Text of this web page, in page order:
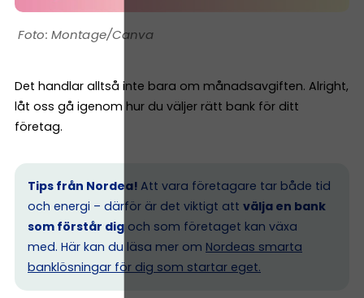
Montage/Canva
Det handlar alltså inte bara om månadsavgiften. Alright,
låt oss gå igenom hur du väljer rätt bank för ditt
företag.
Tips från Nordea! Att vara företagare tar både tid
och energi – därför är det viktigt att välja en bank
som förstår dig och som företaget kan växa
med. Här kan du läsa mer om Nordeas smarta
banklösningar för dig som startar eget.